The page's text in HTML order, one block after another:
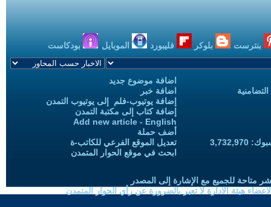
بنترست بلوكر فليبورد الموبايل بودكاست
اضافة موضوع جديد
اضافة خبر
إضافة يوتيوب-فلم إلى يوتيوب التمدن
إضافة كتاب إلى مكتبة التمدن
Add new article - English
أضف حملة
تعديل الموقع الفرعي للكاتب-ة
ابحث في موقع الحوار المتمدن
متاحة للجميع مع الإشارة إلى المصدر
هيئة الادارة لا تعبر بالضرورة عن رأي الحوار المتمدن